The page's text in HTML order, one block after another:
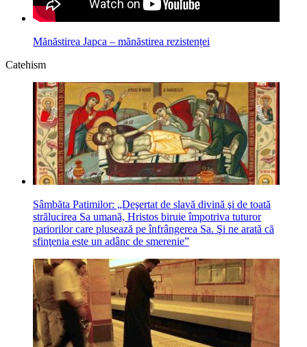
Mănăstirea Japca – mănăstirea rezistenței
Catehism
Sâmbăta Patimilor: „Deşertat de slavă divină şi de toată
strălucirea Sa umană, Hristos biruie împotriva tuturor
pariorilor care plusează pe înfrângerea Sa. Şi ne arată că
sfinţenia este un adânc de smerenie”